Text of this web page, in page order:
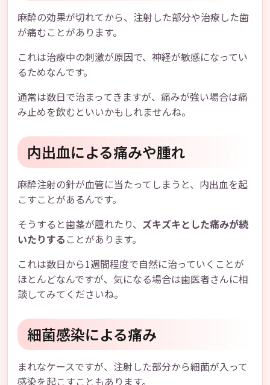
麻酔の効果が切れてから、注射した部分や治療した歯
が痛むことがあります。
これは治療中の刺激が原因で、神経が敏感になってい
るためなんです。
通常は数日で治まってきますが、痛みが強い場合は痛
み止めを飲むといいかもしれませんね。
内出血による痛みや腫れ
麻酔注射の針が血管に当たってしまうと、内出血を起
こすことがあるんです。
そうすると歯茎が腫れたり、 ズキズキとした痛みが続
いたりする ことがあります。
これは数日から1週間程度で自然に治っていくことが
ほとんどなんですが、気になる場合は歯医者さんに相
談してみてくださいね。
細菌感染による痛み
まれなケースですが、注射した部分から細菌が入って
感染を起こすこともあります。